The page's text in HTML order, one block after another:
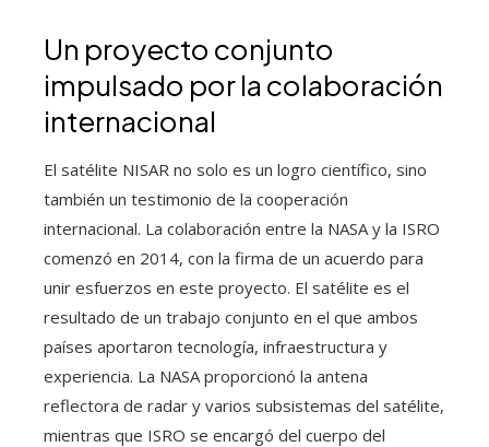
Un proyecto conjunto
impulsado por la colaboración
internacional
El satélite NISAR no solo es un logro científico, sino
también un testimonio de la cooperación
internacional. La colaboración entre la NASA y la ISRO
comenzó en 2014, con la firma de un acuerdo para
unir esfuerzos en este proyecto. El satélite es el
resultado de un trabajo conjunto en el que ambos
países aportaron tecnología, infraestructura y
experiencia. La NASA proporcionó la antena
reflectora de radar y varios subsistemas del satélite,
mientras que ISRO se encargó del cuerpo del